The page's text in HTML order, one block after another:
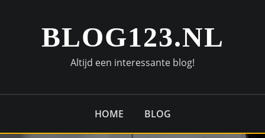
BLOG123.NL
Altijd een interessante blog!
HOME BLOG